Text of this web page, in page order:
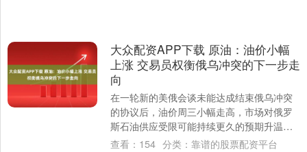
大众配资APP下载 原油：油价小幅
上涨 交易员权衡俄乌冲突的下一步走
向
在一轮新的美俄会谈未能达成结束俄乌冲突
的协议后，油价周三小幅走高，市场对俄罗
斯石油供应受限可能持续更久的预期升温。
WTI原油上涨0.5%，收于接近59美元，仍....
查看： 154 分类： 靠谱的股票配资平台